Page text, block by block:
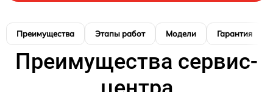
Преимущества Этапы работ Модели Гарантия
Преимущества сервис-